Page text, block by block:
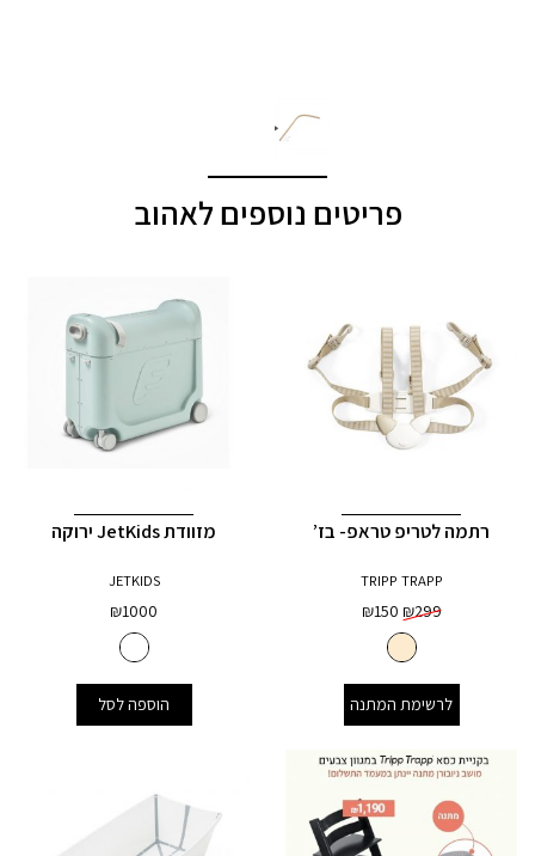
פריטים נוספים לאהוב
רתמה לטריפ טראפ- בז’
TRIPP TRAPP
₪299
המחיר
המקורי
היה:
₪299.
₪150
₪150.
לרשימת המתנה
מזוודת JetKids ירוקה
JETKIDS
₪1000
הוספה לסל